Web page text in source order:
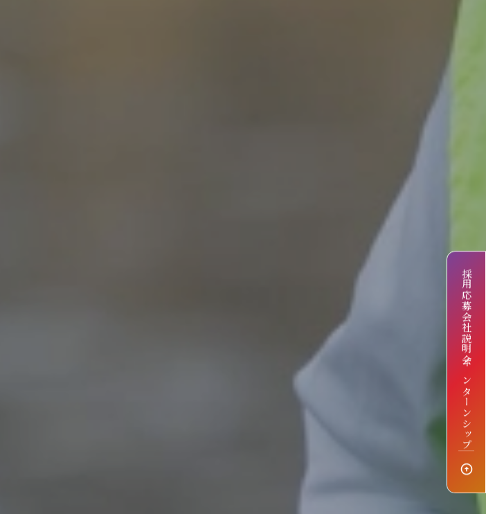
採用応募
会社説明会
インターンシップ